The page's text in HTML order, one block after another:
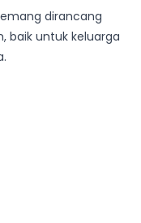
dirancang
baik untuk keluarga